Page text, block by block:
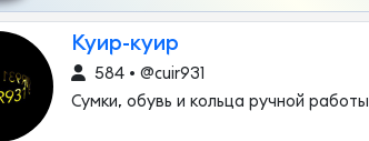
Куир-куир
584 • @cuir931
Сумки, обувь и кольца ручной работы